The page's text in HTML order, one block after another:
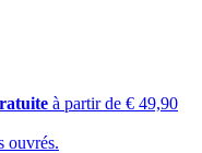
à partir de € 49,90
ouvrés.